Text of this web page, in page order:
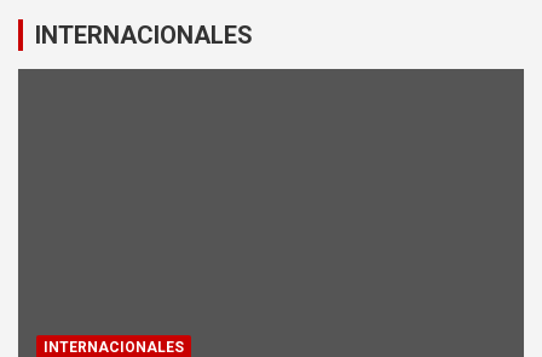
INTERNACIONALES
INTERNACIONALES